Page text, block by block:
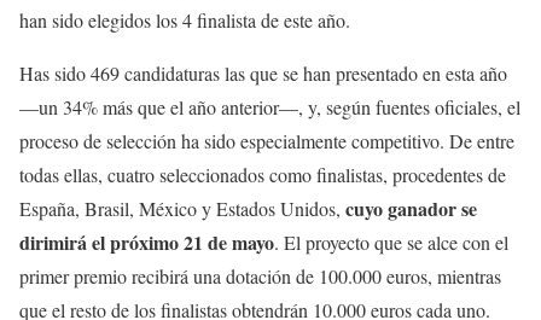
han sido elegidos los 4 finalista de este año.
Has sido 469 candidaturas las que se han presentado en esta año
—un 34% más que el año anterior—, y, según fuentes oficiales, el
proceso de selección ha sido especialmente competitivo. De entre
todas ellas, cuatro seleccionados como finalistas, procedentes de
España, Brasil, México y Estados Unidos, cuyo ganador se
dirimirá el próximo 21 de mayo. El proyecto que se alce con el
primer premio recibirá una dotación de 100.000 euros, mientras
que el resto de los finalistas obtendrán 10.000 euros cada uno.